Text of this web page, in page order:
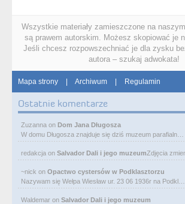
Wszystkie materiały zamieszczone na
są prawem autorskim. Możesz skopiować je
Jeśli chcesz rozpowszechniać je dla zysku
autora – szukaj adwokata!
Mapa strony Archiwum Regulamin
Ostatnie komentarze
Zuzanna on Dom Jana Długosza
W domu Długosza znajduje się dziś muzeum parafialn…
redakcja on Salvador Dali i jego muzeumZdjęcia
~nick on Opactwo cystersów w Podklasztorzu
Nazywam się Wełpa Wiesław ur. 23 06 1936r na Podkl…
Waldemar on Salvador Dali i jego muzeum